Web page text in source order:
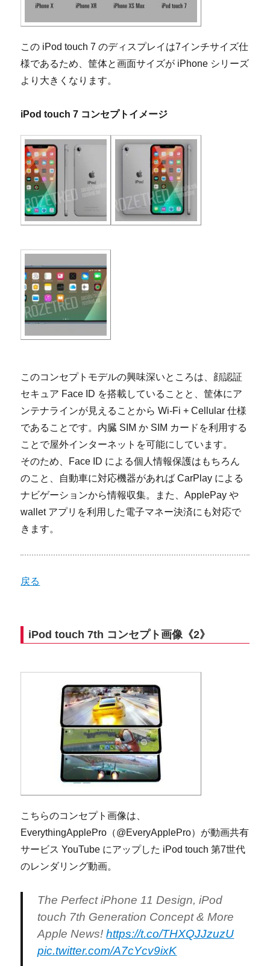
この iPod touch 7 のディスプレイは7インチサイズ仕
様であるため、筐体と画面サイズが iPhone シリーズ
より大きくなります。
iPod touch 7 コンセプトイメージ
このコンセプトモデルの興味深いところは、顔認証
セキュア Face ID を搭載していることと、筐体にア
ンテナラインが見えることから Wi-Fi + Cellular 仕様
であることです。内臓 SIM か SIM カードを利用する
ことで屋外インターネットを可能にしています。
そのため、Face ID による個人情報保護はもちろん
のこと、自動車に対応機器があれば CarPlay による
ナビゲーションから情報収集。また、ApplePay や
wallet アプリを利用した電子マネー決済にも対応で
きます。
戻る
iPod touch 7th コンセプト画像《2》
こちらのコンセプト画像は、
EverythingApplePro（@EveryApplePro）が動画共有
サービス YouTube にアップした iPod touch 第7世代
のレンダリング動画。
The Perfect iPhone 11 Design, iPod
touch 7th Generation Concept & More
Apple News!https://t.co/THXQJJzuzU
pic.twitter.com/A7cYcv9ixK